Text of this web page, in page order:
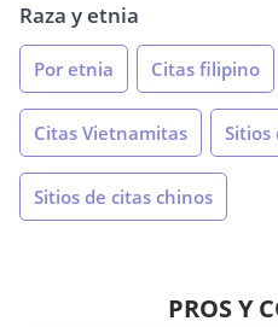
Raza y etnia
Por etnia Citas filipino
Citas Vietnamitas Sitios
Sitios de citas chinos
PROS Y